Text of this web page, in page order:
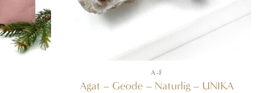
A-F
Agat – Geode – Naturlig – UNIKA